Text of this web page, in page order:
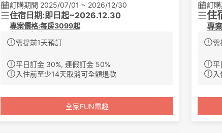
訂購期間 2025/07/01 ~ 2026/12/30
住宿日期:即日起~2026.12.30
專案價格:每房3099起
住宿專案
1.騎士標準四人房，住宿乙晚，不含早餐
入園)，每張內含虎爺彩繪公仔DIY一份及貓咪平面彩
繪DIY一份。( 價值NT$950 )
3次
專案備註
需提前1天預訂
平日訂金 30%, 連假訂金 50%
入住前至少14天取消可全額退款
全家FUN電趣
訂
住
專
住
1.
2.
依
3.
4.
需
平